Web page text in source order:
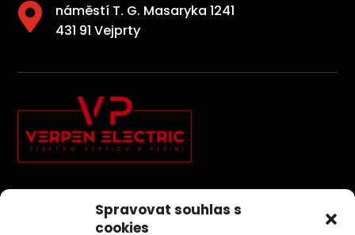
Spravovat souhlas s
cookies

náměstí T. G. Masaryka 1241
431 91 Vejprty
Kernbohrungen sind unsere Aktivitäten, die uns